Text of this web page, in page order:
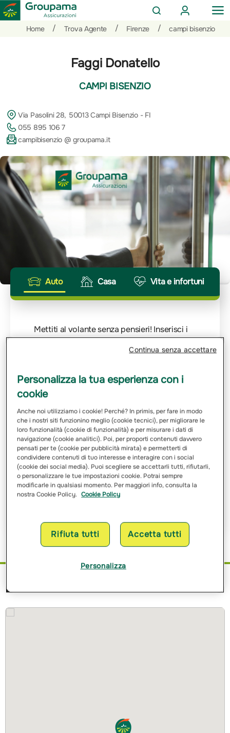
CERCA
AREA
CLIENTI
Home
/ Trova Agente / Firenze / campi bisenzio
Faggi Donatello
CAMPI BISENZIO
Via Pasolini 28, 50013 Campi Bisenzio - FI
055 895 106 7
campibisenzio @ groupama.it
Auto Casa Vita e infortuni
Mettiti al volante senza pensieri! Inserisci i
dettagli della tua auto e noi calcoleremo
velocemente il tuo preventivo. Ogni viaggio
Inserisci Targa
Email
Ho letto e ho compreso l’informativa sulle finalitàe sulle
modalità del trattamento dei miei dati personali
Dove siamo
Personalizza la tua esperienza con i
cookie
Anche noi utilizziamo i cookie! Perché? In primis, per fare in modo
che i nostri siti funzionino meglio (cookie tecnici), per migliorare le
loro funzionalità (cookie di funzionalità) e per misurare i dati di
navigazione (cookie analitici). Poi, per proporti contenuti davvero
pensati per te (cookie per pubblicità mirata) e permetterti di
condividere contenuti di tuo interesse e interagire con i social
(cookie dei social media). Puoi scegliere se accettarli tutti, rifiutarli,
o personalizzare le tue impostazioni cookie. Potrai sempre
modificarle in qualsiasi momento. Per maggiori info, consulta la
nostra Cookie Policy. Cookie Policy
Rifiuta tutti Accetta tutti
Personalizza
Continua senza accettare